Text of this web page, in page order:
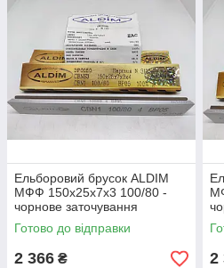
Ельборовий брусок ALDIM
МФФ 150х25х7х3 100/80 -
чорнове заточування
Готово до відправки
2 366 ₴ 2